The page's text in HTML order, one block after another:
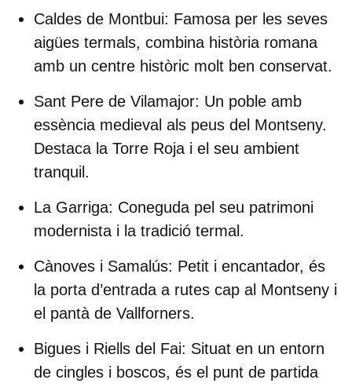
Caldes de Montbui: Famosa per les seves
aigües termals, combina història romana
amb un centre històric molt ben conservat.
Sant Pere de Vilamajor: Un poble amb
essència medieval als peus del Montseny.
Destaca la Torre Roja i el seu ambient
tranquil.
La Garriga: Coneguda pel seu patrimoni
modernista i la tradició termal.
Cànoves i Samalús: Petit i encantador, és
la porta d’entrada a rutes cap al Montseny i
el pantà de Vallforners.
Bigues i Riells del Fai: Situat en un entorn
de cingles i boscos, és el punt de partida